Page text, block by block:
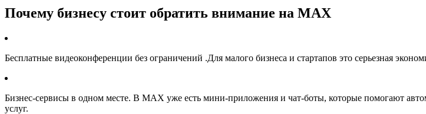
Почему бизнесу стоит обратить внимание на MAX
Бесплатные видеоконференции без ограничений .Для малого бизнеса и стартапов это серьезная
Бизнес-сервисы в одном месте. В MAX уже есть мини-приложения и чат-боты, которые помогают
услуг.